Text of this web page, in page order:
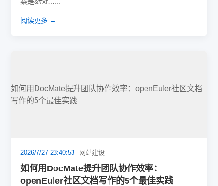
阅读更多 →
如何用DocMate提升团队协作效率：openEuler社区文档
写作的5个最佳实践
2026/7/27 23:40:53 网站建设
如何用DocMate提升团队协作效率：
openEuler社区文档写作的5个最佳实践